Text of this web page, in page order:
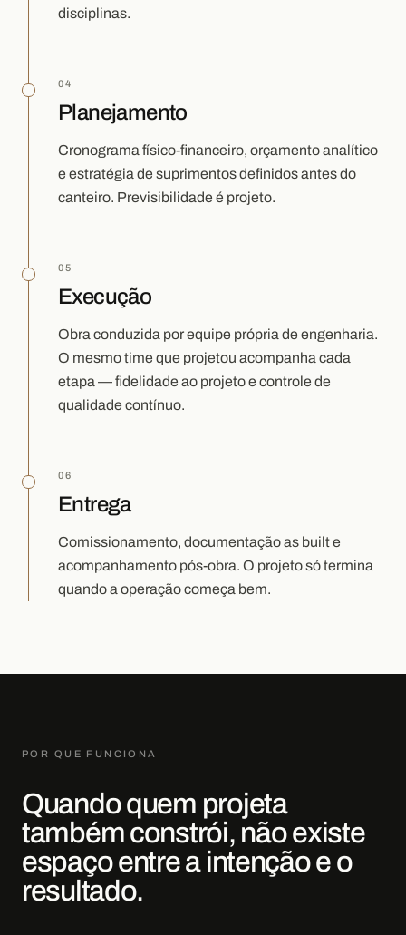
disciplinas.
04
Planejamento
Cronograma físico-financeiro, orçamento analítico
e estratégia de suprimentos definidos antes do
canteiro. Previsibilidade é projeto.
05
Execução
Obra conduzida por equipe própria de engenharia.
O mesmo time que projetou acompanha cada
etapa — fidelidade ao projeto e controle de
qualidade contínuo.
06
Entrega
Comissionamento, documentação as built e
acompanhamento pós-obra. O projeto só termina
quando a operação começa bem.
POR QUE FUNCIONA
Quando quem projeta
também constrói, não existe
espaço entre a intenção e o
resultado.